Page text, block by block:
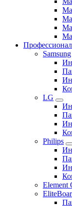
Samsung
LG
Philips
Element